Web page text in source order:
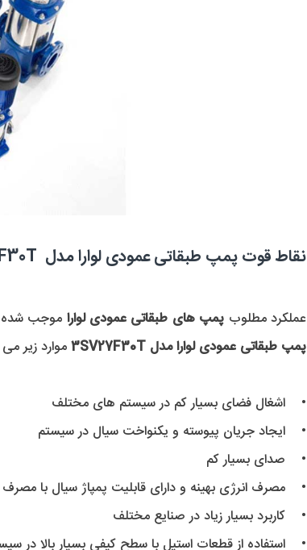
نقاط قوت پمپ طبقاتی عمودی لوارا مدل  3SV27F30T
عملکرد مطلوب پمپ های طبقاتی عمودی لوارا موجب شده
پمپ طبقاتی عمودی لوارا مدل 3SV27F30T
موارد زیر
•    اشغال فضای بسیار کم در سیستم های مختلف
•    ایجاد جریان پیوسته و یکنواخت سیال در سیستم
•    صدای بسیار کم
•    مصرف انرژی بهینه و دارای قابلیت پمپاژ سیال با مصرف
•    کاربرد بسیار زیاد در صنایع مختلف
•    استفاده از قطعات استیل با سطح کیفی بسیار بالا در